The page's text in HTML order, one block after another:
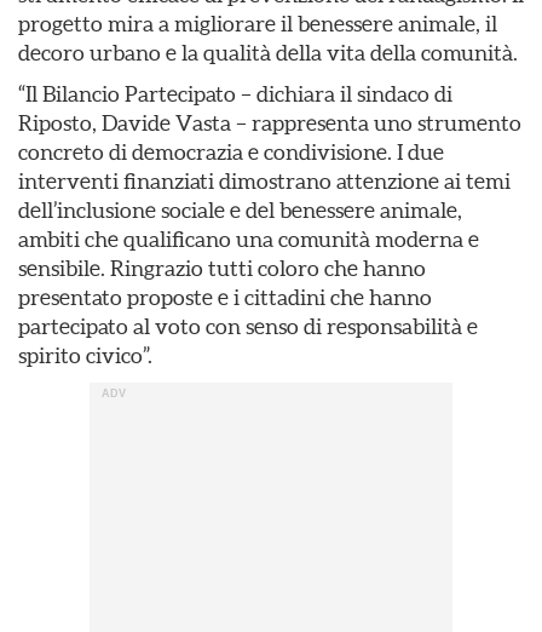
progetto mira a migliorare il benessere animale, il
decoro urbano e la qualità della vita della comunità.
“Il Bilancio Partecipato – dichiara il sindaco di
Riposto, Davide Vasta – rappresenta uno strumento
concreto di democrazia e condivisione. I due
interventi finanziati dimostrano attenzione ai temi
dell’inclusione sociale e del benessere animale,
ambiti che qualificano una comunità moderna e
sensibile. Ringrazio tutti coloro che hanno
presentato proposte e i cittadini che hanno
partecipato al voto con senso di responsabilità e
spirito civico”.